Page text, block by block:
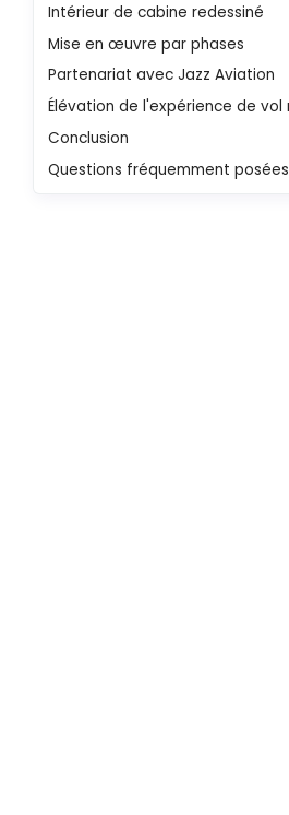
Intérieur de cabine redessiné
Mise en œuvre par phases
Partenariat avec Jazz Aviation
Conclusion
Questions fréquemment posées